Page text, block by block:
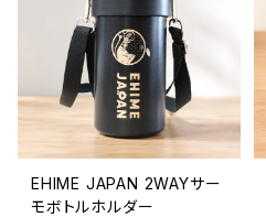
EHIME JAPAN 2WAYサー
モボトルホルダー